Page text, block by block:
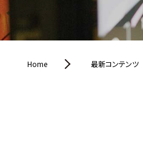
Home 最新コンテンツ